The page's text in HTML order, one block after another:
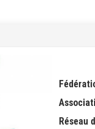
Réseau